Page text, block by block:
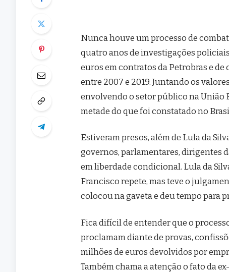
Nunca houve um processo de
quatro anos de investigações
euros em contratos da Petrobras e
entre 2007 e 2019. Juntando os
envolvendo o setor público na União
metade do que foi constatado no
Estiveram presos, além de Lula da
governos, parlamentares, dirigentes
em liberdade condicional. Lula da
Francisco repete, mas teve o
colocou na gaveta e deu tempo para
Fica difícil de entender que o
proclamam diante de provas,
milhões de euros devolvidos por
Também chama a atenção o fato da